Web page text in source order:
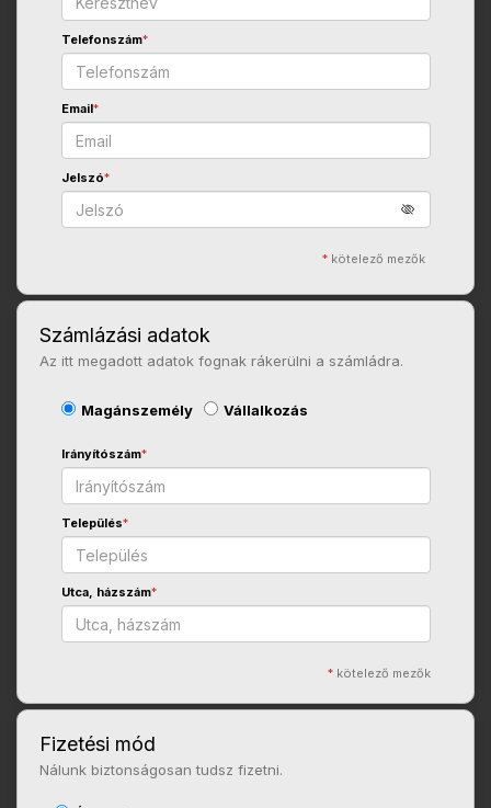
Telefonszám*
Email*
Jelszó*
* kötelező mezők
Számlázási adatok
Az itt megadott adatok fognak rákerülni a számládra.
Magánszemély Vállalkozás
Irányítószám*
Település*
Utca, házszám*
* kötelező mezők
Fizetési mód
Nálunk biztonságosan tudsz fizetni.